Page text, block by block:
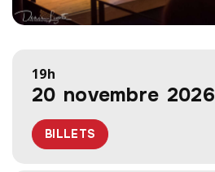
19h
20 novembre 2026
BILLETS